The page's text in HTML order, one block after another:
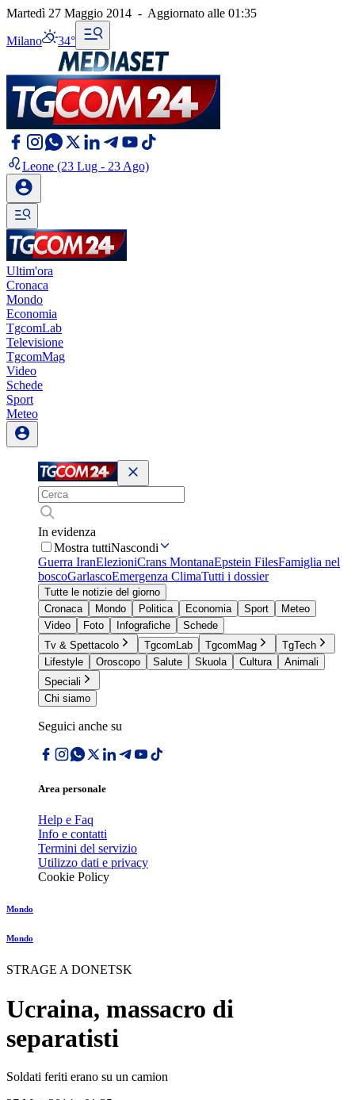
Martedì 27 Maggio 2014 - Aggiornato alle 01:35
Milano 34°
Leone (23 Lug - 23 Ago)
Ultim'ora
Cronaca
Mondo
Economia
TgcomLab
Televisione
TgcomMag
Video
Schede
Sport
Meteo
In evidenza
Mostra tuttiNascondi
Guerra IranElezioniCrans MontanaEpstein FilesFamiglia nel
boscoGarlascoEmergenza ClimaTutti i dossier
Tutte le notizie del giorno
Cronaca
Mondo Politica Economia Sport
Meteo
Video
Foto Infografiche
Schede
Tv & Spettacolo
TgcomLab TgcomMag
TgTech
Lifestyle
Oroscopo Salute Skuola Cultura
Animali
Speciali
Chi siamo
Seguici anche su
Area personale
Help e Faq
Info e contatti
Termini del servizio
Utilizzo dati e privacy
Cookie Policy
Mondo
Mondo
STRAGE A DONETSK
Ucraina, massacro di
separatisti
Soldati feriti erano su un camion